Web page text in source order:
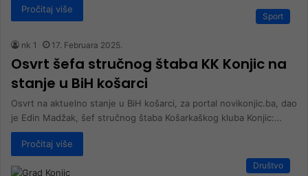
Pročitaj više
Sport
nk 1 17. Februara 2025.
Osvrt šefa stručnog štaba KK Konjic na
stanje u BiH košarci
Osvrt na aktuelno stanje u BiH košarci, za portal novikonjic.ba, dao
je Edin Madžak, šef stručnog štaba Košarkaškog kluba Konjic:…
Pročitaj više
Društvo